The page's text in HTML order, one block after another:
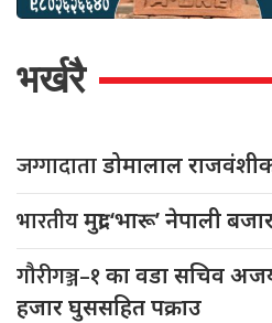
भर्खरै
जग्गादाताडोमालाल
भारतीयमुद्रा ‘भारू’ नेपाली
गौरीगञ्ज–१का वडा सचिव
हजार घुससहित पक्राउ